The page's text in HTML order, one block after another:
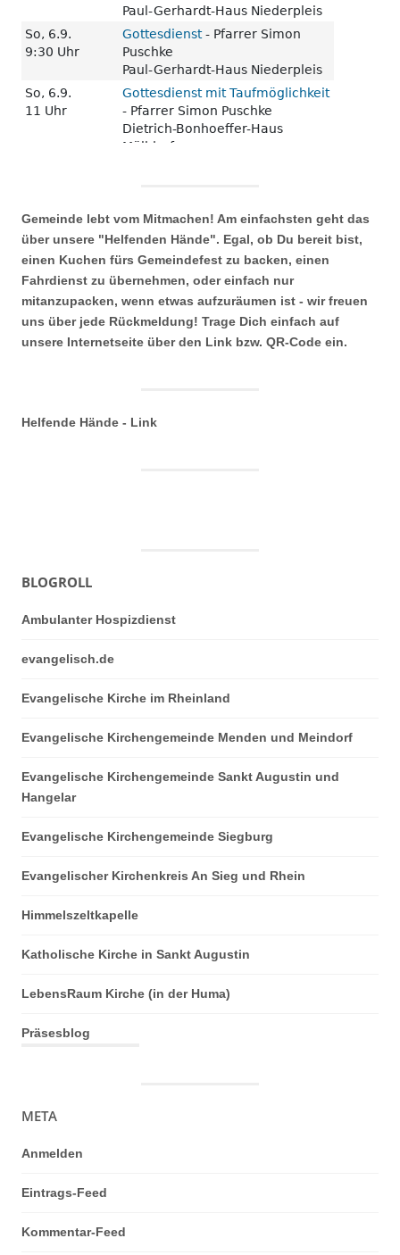
Gemeinde lebt vom Mitmachen! Am einfachsten geht das
über unsere "Helfenden Hände". Egal, ob Du bereit bist,
einen Kuchen fürs Gemeindefest zu backen, einen
Fahrdienst zu übernehmen, oder einfach nur
mitanzupacken, wenn etwas aufzuräumen ist - wir freuen
uns über jede Rückmeldung! Trage Dich einfach auf
unsere Internetseite über den Link bzw. QR-Code ein.
Helfende Hände - Link
BLOGROLL
Ambulanter Hospizdienst
evangelisch.de
Evangelische Kirche im Rheinland
Evangelische Kirchengemeinde Menden und Meindorf
Evangelische Kirchengemeinde Sankt Augustin und
Hangelar
Evangelische Kirchengemeinde Siegburg
Evangelischer Kirchenkreis An Sieg und Rhein
Himmelszeltkapelle
Katholische Kirche in Sankt Augustin
LebensRaum Kirche (in der Huma)
Präsesblog
META
Anmelden
Eintrags-Feed
Kommentar-Feed